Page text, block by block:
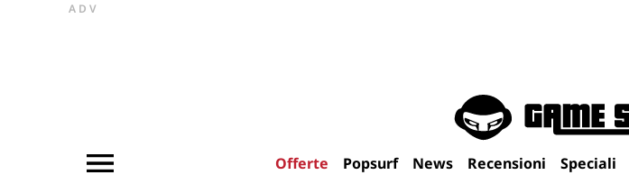
ADV
Offerte Popsurf News Recensioni Speciali